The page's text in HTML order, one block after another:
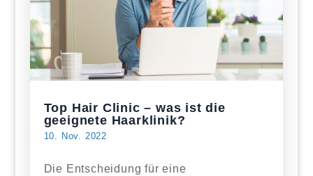
Top Hair Clinic – was ist die
geeignete Haarklinik?
10. Nov. 2022
Die Entscheidung für eine